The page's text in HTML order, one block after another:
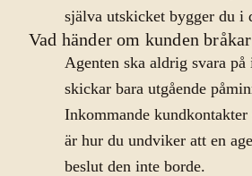
själva utskicket bygger du i
Vad händer om kunden
Agenten ska aldrig svara
skickar bara utgående
Inkommande
är hur du undviker att en
beslut den inte borde.